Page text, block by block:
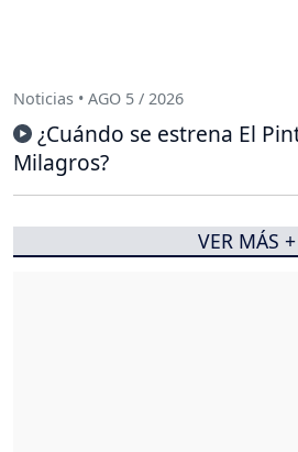
Noticias • AGO 5 / 2026
¿Cuándo se estrena El
Milagros?
VER MÁS +